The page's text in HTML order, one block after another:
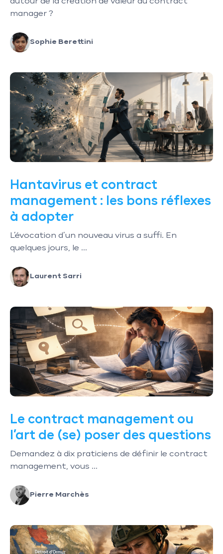
manager ?
Sophie Berettini
Hantavirus et contract
management : les bons réflexes
à adopter
L’évocation d’un nouveau virus a suffi. En
quelques jours, le ...
Laurent Sarri
Le contract management ou
l’art de (se) poser des questions
Demandez à dix praticiens de définir le contract
management, vous ...
Pierre Marchès